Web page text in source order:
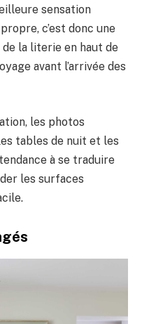
sensation
c’est donc une
la literie en haut de
avant l’arrivée des
les photos
tables de nuit et les
à se traduire
les surfaces